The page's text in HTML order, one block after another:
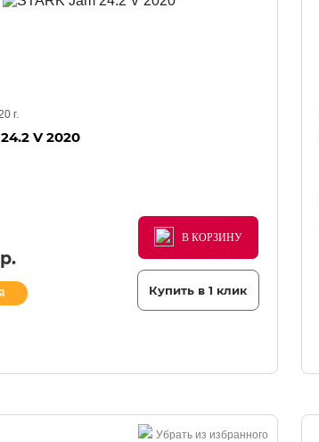
г.
V 2020
р.
В КОРЗИНУ
В КОРЗИНУ
В КОРЗИНУ
Купить в 1 клик
Убрать из избранного